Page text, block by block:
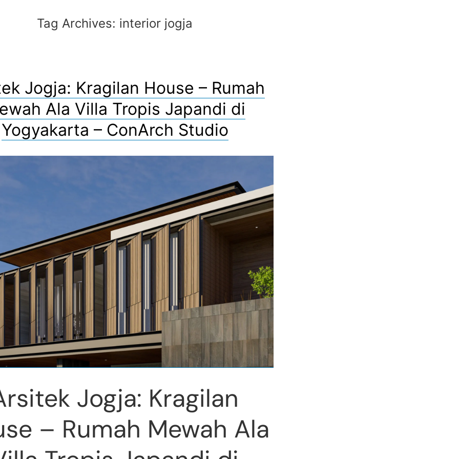
Tag Archives: interior jogja
Jogja: Kragilan House – Rumah
Ala Villa Tropis Japandi di
Yogyakarta – ConArch Studio
Jogja: Kragilan
– Rumah Mewah Ala